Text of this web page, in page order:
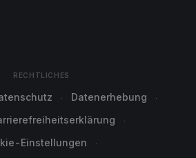
RECHTLICHES
Datenerhebung
Einstellungen